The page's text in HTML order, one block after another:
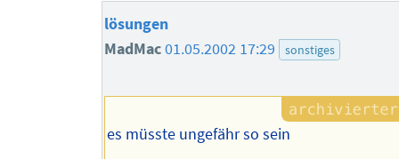
lösungen
MadMac01.05.2002 17:29 sonstiges
es müsste ungefähr so sein